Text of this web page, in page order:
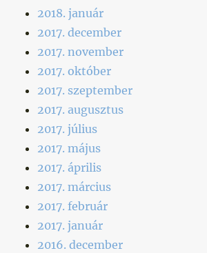
2018. január
2017. december
2017. november
2017. október
2017. szeptember
2017. augusztus
2017. július
2017. május
2017. április
2017. március
2017. február
2017. január
2016. december